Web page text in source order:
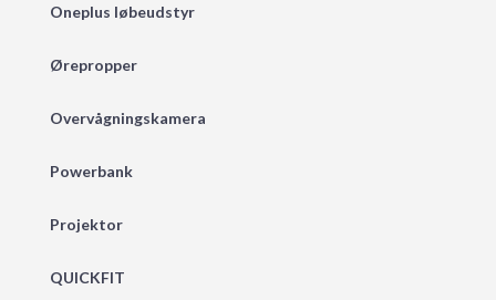
Oneplus løbeudstyr
Ørepropper
Overvågningskamera
Powerbank
Projektor
QUICKFIT